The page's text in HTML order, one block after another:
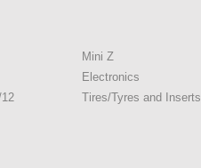
Mini Z
Electronics
Tires/Tyres and Inserts